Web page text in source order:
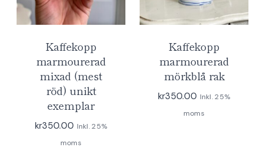
Kaffekopp
marmourerad
mixad (mest
röd) unikt
exemplar
kr350.00 Inkl. 25%
moms
Kaffekopp
marmourerad
mörkblå rak
kr350.00 Inkl. 25%
moms